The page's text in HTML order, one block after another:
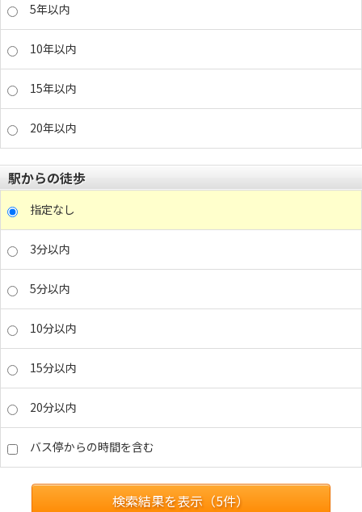
5年以内
10年以内
15年以内
20年以内
駅からの徒歩
指定なし
3分以内
5分以内
10分以内
15分以内
20分以内
バス停からの時間を含む
検索結果を表示（5件）